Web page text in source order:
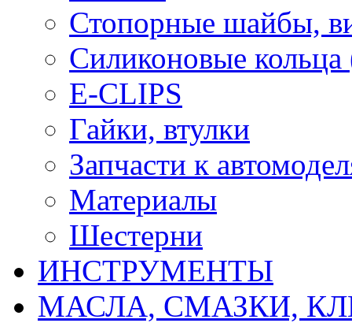
Стопорные шайбы,
Силиконовые
E-CLIPS
Гайки, втулки
Запчасти к
Материалы
Шестерни
ИНСТРУМЕНТЫ
МАСЛА, СМАЗКИ,